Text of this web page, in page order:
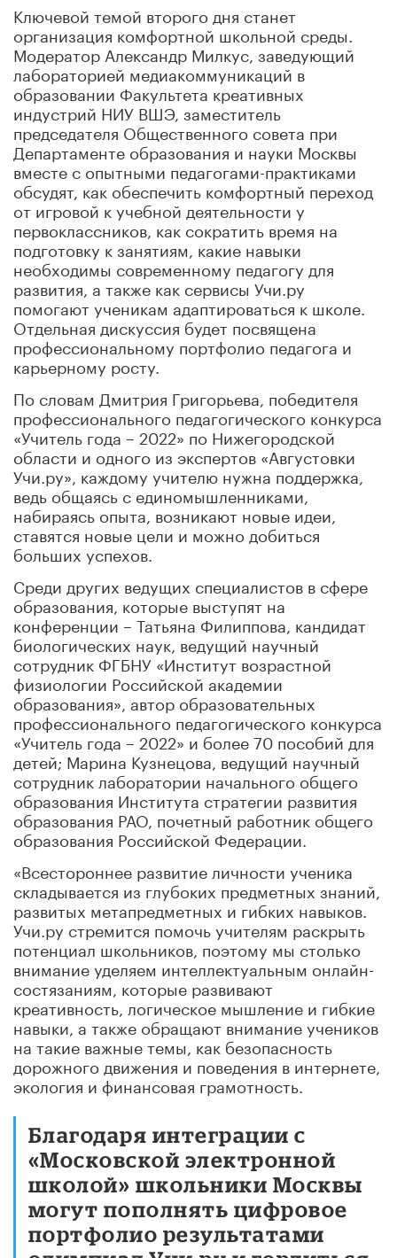
Ключевой темой второго дня станет
организация комфортной школьной среды.
Модератор Александр Милкус, заведующий
лабораторией медиакоммуникаций в
образовании Факультета креативных
индустрий НИУ ВШЭ, заместитель
председателя Общественного совета при
Департаменте образования и науки Москвы
вместе с опытными педагогами-практиками
обсудят, как обеспечить комфортный переход
от игровой к учебной деятельности у
первоклассников, как сократить время на
подготовку к занятиям, какие навыки
необходимы современному педагогу для
развития, а также как сервисы Учи.ру
помогают ученикам адаптироваться к школе.
Отдельная дискуссия будет посвящена
профессиональному портфолио педагога и
карьерному росту.
По словам Дмитрия Григорьева, победителя
профессионального педагогического конкурса
«Учитель года – 2022» по Нижегородской
области и одного из экспертов «Августовки
Учи.ру», каждому учителю нужна поддержка,
ведь общаясь с единомышленниками,
набираясь опыта, возникают новые идеи,
ставятся новые цели и можно добиться
больших успехов.
Среди других ведущих специалистов в сфере
образования, которые выступят на
конференции – Татьяна Филиппова, кандидат
биологических наук, ведущий научный
сотрудник ФГБНУ «Институт возрастной
физиологии Российской академии
образования», автор образовательных
профессионального педагогического конкурса
«Учитель года – 2022» и более 70 пособий для
детей; Марина Кузнецова, ведущий научный
сотрудник лаборатории начального общего
образования Института стратегии развития
образования РАО, почетный работник общего
образования Российской Федерации.
«Всестороннее развитие личности ученика
складывается из глубоких предметных знаний,
развитых метапредметных и гибких навыков.
Учи.ру стремится помочь учителям раскрыть
потенциал школьников, поэтому мы столько
внимание уделяем интеллектуальным онлайн-
состязаниям, которые развивают
креативность, логическое мышление и гибкие
навыки, а также обращают внимание учеников
на такие важные темы, как безопасность
дорожного движения и поведения в интернете,
экология и финансовая грамотность.
Благодаря интеграции с
«Московской электронной
школой» школьники Москвы
могут пополнять цифровое
портфолио результатами